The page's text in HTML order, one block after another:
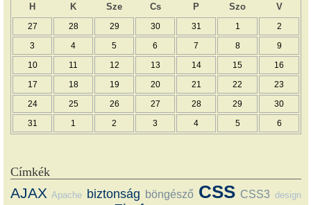
H K Sze Cs P Szo V
27 28 29 30 31 1 2
3 4 5 6 7 8 9
10 11 12 13 14 15 16
17 18 19 20 21 22 23
24 25 26 27 28 29 30
31 1 2 3 4 5 6
Címkék
AJAX Apache biztonság böngésző CSS CSS3 design